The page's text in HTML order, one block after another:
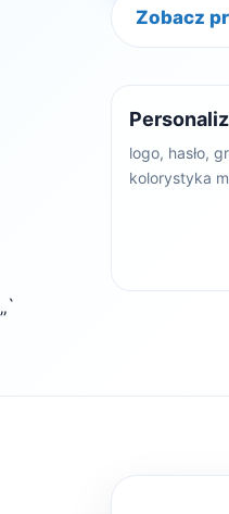
Zobacz
logo, hasło,
kolorystyka
„`